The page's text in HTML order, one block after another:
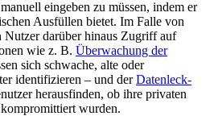
eingeben zu müssen, indem er
Ausfüllen bietet. Im Falle von
Nutzer darüber hinaus Zugriff auf
wie z. B. Überwachung der
sich schwache, alte oder
identifizieren – und derDatenleck-
herausfinden, ob ihre privaten
wurden.